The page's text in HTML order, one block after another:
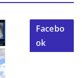
Facebo
ok